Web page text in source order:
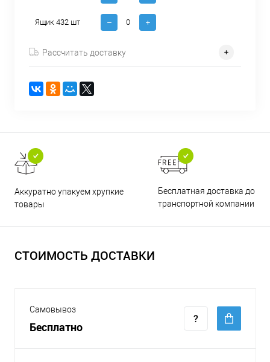
Ящик 432 шт
Рассчитать доставку
Аккуратно упакуем хрупкие
товары
Бесплатная доставка до
транспортной компании
СТОИМОСТЬ ДОСТАВКИ
Самовывоз
Бесплатно